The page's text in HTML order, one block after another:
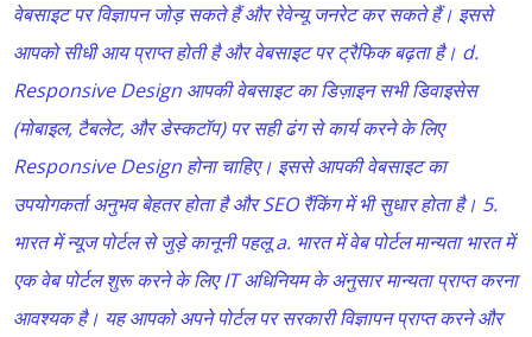
वेबसाइट पर विज्ञापन जोड़ सकते हैं और रेवेन्यू जनरेट कर सकते हैं। इससे
आपको सीधी आय प्राप्त होती है और वेबसाइट पर ट्रैफिक बढ़ता है। d.
Responsive Design आपकी वेबसाइट का डिज़ाइन सभी डिवाइसेस
(मोबाइल, टैबलेट, और डेस्कटॉप) पर सही ढंग से कार्य करने के लिए
Responsive Design होना चाहिए। इससे आपकी वेबसाइट का
उपयोगकर्ता अनुभव बेहतर होता है और SEO रैंकिंग में भी सुधार होता है। 5.
भारत में न्यूज पोर्टल से जुड़े कानूनी पहलू a. भारत में वेब पोर्टल मान्यता भारत में
एक वेब पोर्टल शुरू करने के लिए IT अधिनियम के अनुसार मान्यता प्राप्त करना
आवश्यक है। यह आपको अपने पोर्टल पर सरकारी विज्ञापन प्राप्त करने और